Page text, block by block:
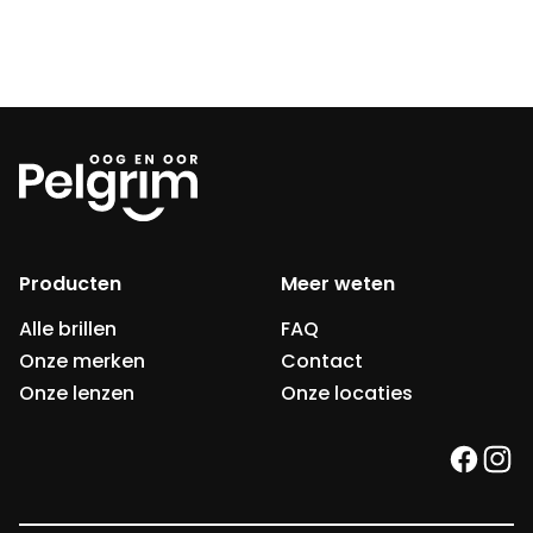
Producten
Alle brillen
Onze merken
Onze lenzen
Meer weten
FAQ
Contact
Onze locaties